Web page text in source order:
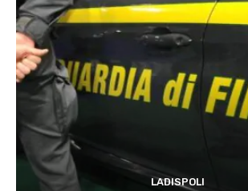
LADISPOLI